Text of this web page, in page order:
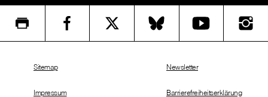
Sitemap
Impressum
Newsletter
Barrierefreiheitserklärung